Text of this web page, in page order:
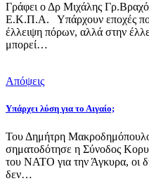
Γράφει ο Δρ Μιχάλης
Ε.Κ.Π.Α. Υπάρχουν εποχές
έλλειψη πόρων, αλλά στην
μπορεί…
Απόψεις
Υπάρχει λύση για το Αιγαίο;
Του Δημήτρη
σηματοδότησε η Σύνοδος
του ΝΑΤΟ για την Άγκυρα, οι
δεν…